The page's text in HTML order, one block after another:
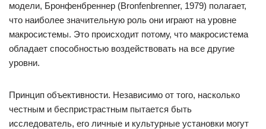
модели, Бронфенбреннер (Bronfenbrenner, 1979) полагает,
что наиболее значительную роль они играют на уровне
макросистемы. Это происходит потому, что макросистема
обладает способностью воздействовать на все другие
уровни.
Принцип объективности. Независимо от того, насколько
честным и беспристрастным пытается быть
исследователь, его личные и культурные установки могут